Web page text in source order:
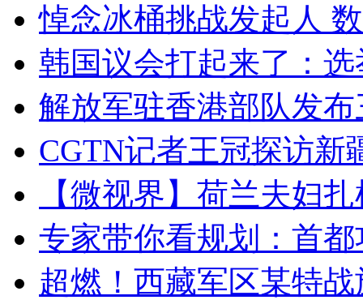
悼念冰桶挑战发起人
韩国议会打起来了：
解放军驻香港部队发
CGTN记者王冠探访新
【微视界】荷兰夫妇
专家带你看规划：首
超燃！西藏军区某特